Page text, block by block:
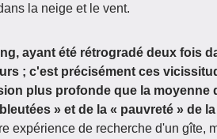
la neige et le vent.
ayant été rétrogradé deux fois
; c'est précisément ces
plus profonde que la moyenne
» et de la « pauvreté » de
expérience de recherche d'un gîte,